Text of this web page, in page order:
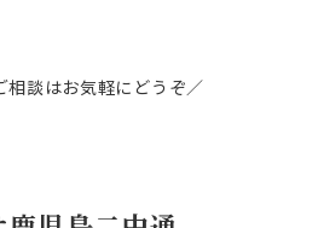
相談はお気軽にどうぞ／